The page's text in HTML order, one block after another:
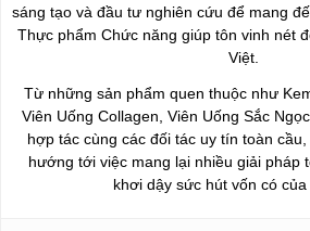
sáng tạo và đầu tư nghiên cứu để mang
Thực phẩm Chức năng giúp tôn vinh nét
Việt.
Từ những sản phẩm quen thuộc như
Viên Uống Collagen, Viên Uống Sắc
hợp tác cùng các đối tác uy tín toàn
hướng tới việc mang lại nhiều giải pháp
khơi dậy sức hút vốn có